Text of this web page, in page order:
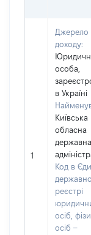
1
Джерело
доходу:
особа,
в Україні
Київська
обласна
державна
Код в
реєстрі
осіб,
осіб –